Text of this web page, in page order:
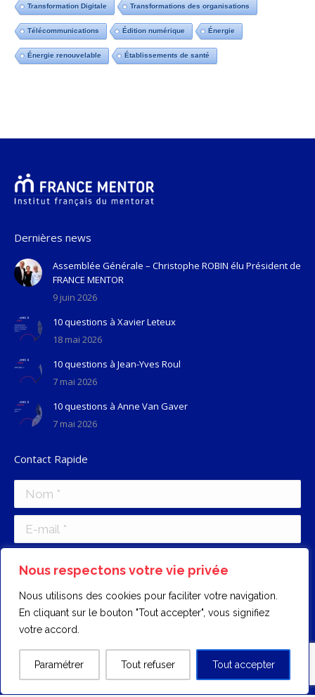
Nous respectons votre vie privée
Nous utilisons des cookies pour faciliter votre navigation.
En cliquant sur le bouton "Tout accepter", vous signifiez
votre accord.
Paramétrer Tout refuser Tout accepter
Transformation Digitale Transformations des organisations
Télécommunications Édition numérique Énergie
Énergie renouvelable Établissements de santé
Dernières news
Assemblée Générale – Christophe ROBIN élu Président de
FRANCE MENTOR
9 juin 2026
10 questions à Xavier Leteux
18 mai 2026
10 questions à Jean-Yves Roul
7 mai 2026
10 questions à Anne Van Gaver
7 mai 2026
Contact Rapide
Nom *
E-mail *
Envoyer